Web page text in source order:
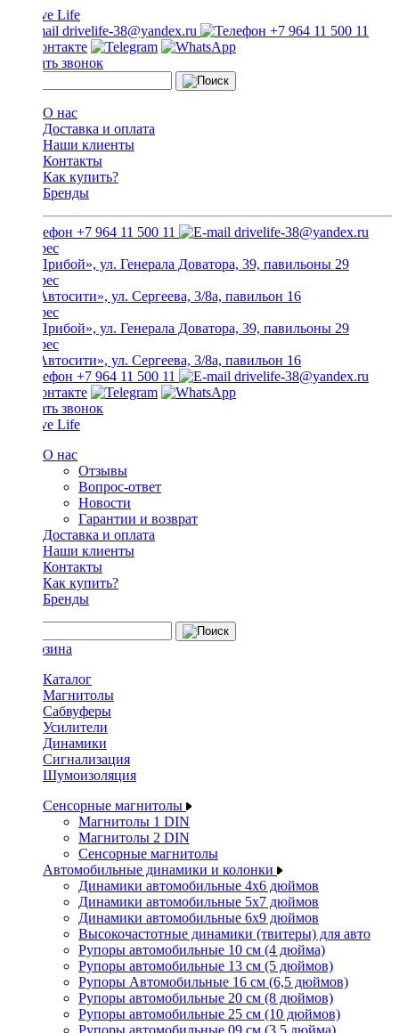
drivelife-38@yandex.ru +7 964 11 500 11
Заказать звонок
О нас
Доставка и оплата
Наши клиенты
Контакты
Как купить?
Бренды
+7 964 11 500 11 drivelife-38@yandex.ru
ТЦ «Прибой», ул. Генерала Доватора, 39, павильоны 29
ТЦ «Автосити», ул. Сергеева, 3/8а, павильон 16
ТЦ «Прибой», ул. Генерала Доватора, 39, павильоны 29
ТЦ «Автосити», ул. Сергеева, 3/8а, павильон 16
+7 964 11 500 11
drivelife-38@yandex.ru
Заказать звонок
О нас
Отзывы
Вопрос-ответ
Новости
Гарантии и возврат
Доставка и оплата
Наши клиенты
Контакты
Как купить?
Бренды
Каталог
Магнитолы
Сабвуферы
Усилители
Динамики
Сигнализация
Шумоизоляция
Сенсорные магнитолы
Магнитолы 1 DIN
Магнитолы 2 DIN
Сенсорные магнитолы
Автомобильные динамики и колонки
Динамики автомобильные 4x6 дюймов
Динамики автомобильные 5x7 дюймов
Динамики автомобильные 6x9 дюймов
Высокочастотные динамики (твитеры) для авто
Рупоры автомобильные 10 см (4 дюйма)
Рупоры автомобильные 13 см (5 дюймов)
Рупоры Автомобильные 16 см (6,5 дюймов)
Рупоры автомобильные 20 см (8 дюймов)
Рупоры автомобильные 25 см (10 дюймов)
Рупоры автомобильные 09 см (3,5 дюйма)